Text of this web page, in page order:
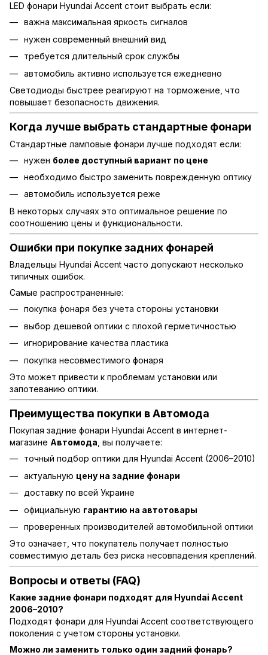
LED фонари Hyundai Accent стоит выбрать если:
важна максимальная яркость сигналов
нужен современный внешний вид
требуется длительный срок службы
автомобиль активно используется ежедневно
Светодиоды быстрее реагируют на торможение, что
повышает безопасность движения.
Когда лучше выбрать стандартные фонари
Стандартные ламповые фонари лучше подходят если:
нужен более доступный вариант по цене
необходимо быстро заменить поврежденную оптику
автомобиль используется реже
В некоторых случаях это оптимальное решение по
соотношению цены и функциональности.
Ошибки при покупке задних фонарей
Владельцы Hyundai Accent часто допускают несколько
типичных ошибок.
Самые распространенные:
покупка фонаря без учета стороны установки
выбор дешевой оптики с плохой герметичностью
игнорирование качества пластика
покупка несовместимого фонаря
Это может привести к проблемам установки или
запотеванию оптики.
Преимущества покупки в Автомода
Покупая задние фонари Hyundai Accent в интернет-
магазине Автомода, вы получаете:
точный подбор оптики для Hyundai Accent (2006–2010)
актуальную цену на задние фонари
доставку по всей Украине
официальную гарантию на автотовары
проверенных производителей автомобильной оптики
Это означает, что покупатель получает полностью
совместимую деталь без риска несовпадения креплений.
Вопросы и ответы (FAQ)
Какие задние фонари подходят для Hyundai Accent
2006–2010?
Подходят фонари для Hyundai Accent соответствующего
поколения с учетом стороны установки.
Можно ли заменить только один задний фонарь?